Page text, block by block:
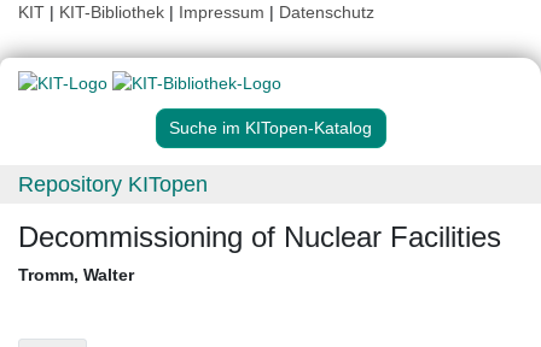
KIT | KIT-Bibliothek | Impressum | Datenschutz
Suche im KITopen-Katalog
Repository KITopen
Decommissioning of Nuclear Facilities
Tromm, Walter